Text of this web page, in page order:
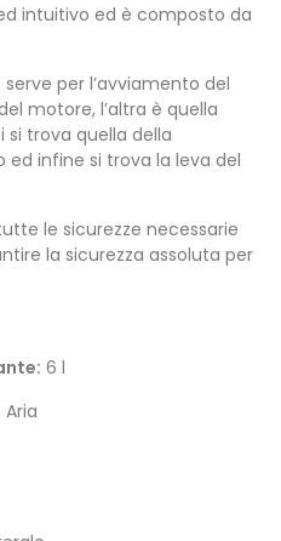
intuitivo ed è composto da
per l’avviamento del
motore, l’altra è quella
si trova quella della
infine si trova la leva del
le sicurezze necessarie
la sicurezza assoluta per
6 l
Aria